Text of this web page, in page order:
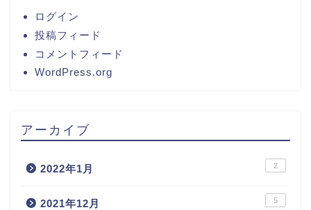
ログイン
投稿フィード
コメントフィード
WordPress.org
アーカイブ
2022年1月 2
2021年12月 5